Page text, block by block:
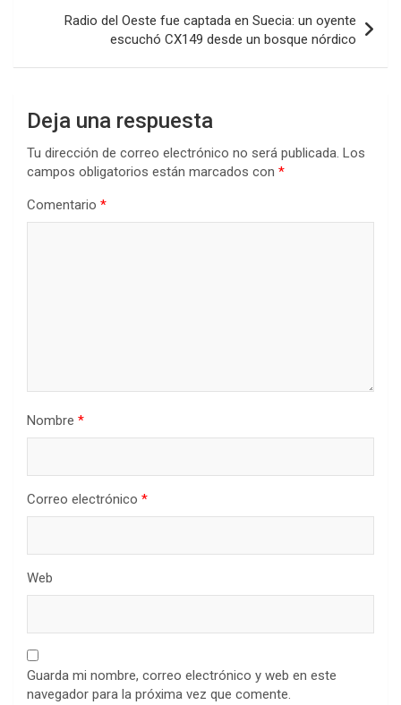
k
p
Radio del Oeste fue captada en Suecia: un oyente
escuchó CX149 desde un bosque nórdico
Deja una respuesta
Tu dirección de correo electrónico no será publicada. Los
campos obligatorios están marcados con *
Comentario *
Nombre *
Correo electrónico *
Web
Guarda mi nombre, correo electrónico y web en este
navegador para la próxima vez que comente.